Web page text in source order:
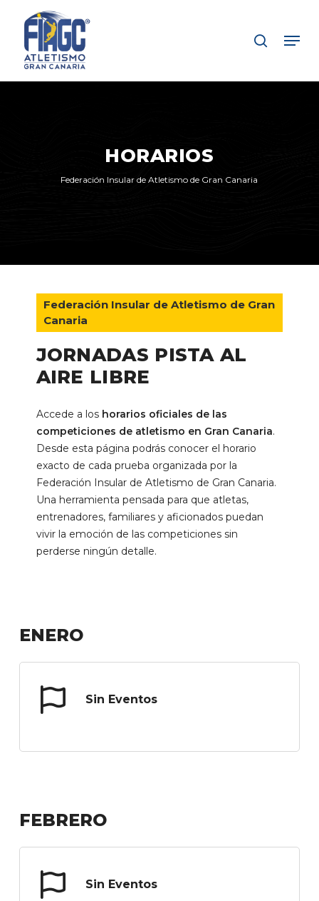
content
HORARIOS
Federación Insular de Atletismo de Gran Canaria
Federación Insular de Atletismo de Gran
Canaria
JORNADAS PISTA AL
AIRE LIBRE
Accede a los horarios oficiales de las
competiciones de atletismo en Gran Canaria.
Desde esta página podrás conocer el horario
exacto de cada prueba organizada por la
Federación Insular de Atletismo de Gran Canaria.
Una herramienta pensada para que atletas,
entrenadores, familiares y aficionados puedan
vivir la emoción de las competiciones sin
perderse ningún detalle.
ENERO
Sin Eventos
FEBRERO
Sin Eventos
Close